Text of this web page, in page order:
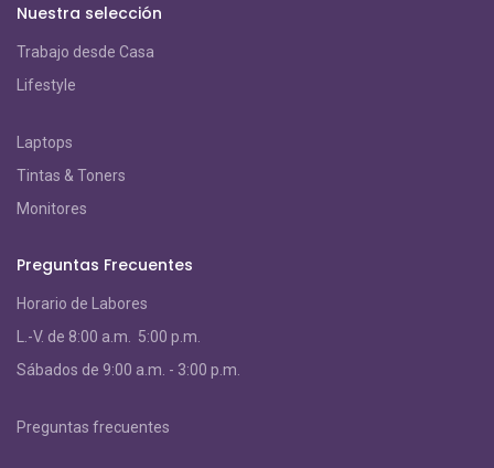
Nuestra selección
Trabajo desde Casa
Lifestyle
Laptops
Tintas & Toners
Monitores
Preguntas Frecuentes
Horario de Labores
L.-V. de 8:00 a.m. 5:00 p.m.
Sábados de 9:00 a.m. - 3:00 p.m.
Preguntas frecuentes